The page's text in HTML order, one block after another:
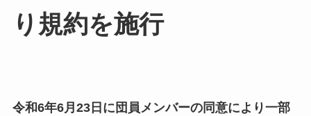
り規約を施行
令和6年6月23日に団員メンバーの同意により一部